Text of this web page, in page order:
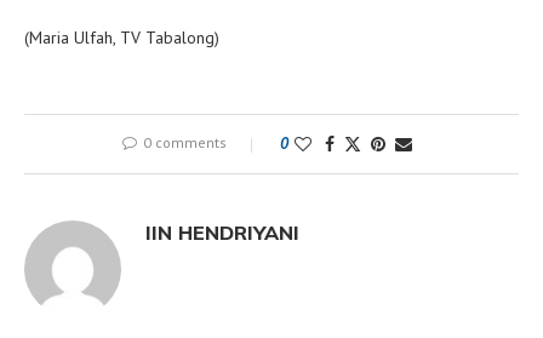
(Maria Ulfah, TV Tabalong)
0 comments 0
IIN HENDRIYANI